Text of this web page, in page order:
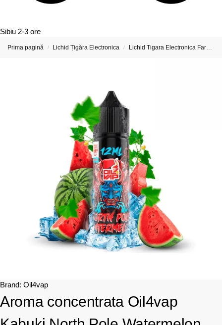
Sibiu 2-3 ore
Prima pagină / Lichid Țigăra Electronica / Lichid Tigara Electronica Fara Nicotina
Brand: Oil4vap
Aroma concentrata Oil4vap